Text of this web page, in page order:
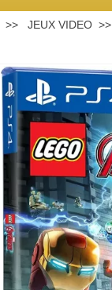
JEUX VIDEO